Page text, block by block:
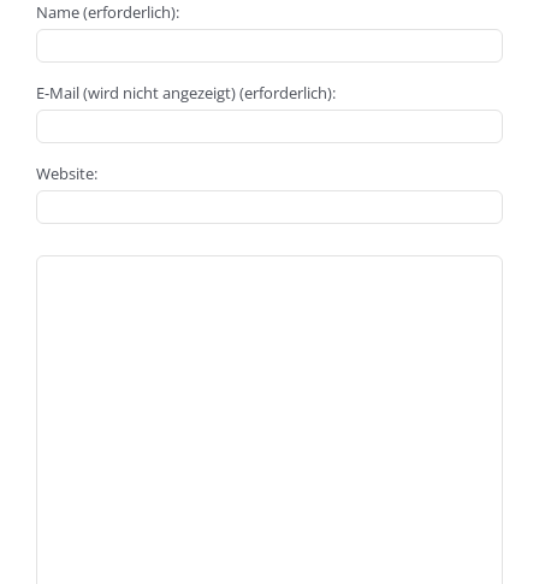
Name (erforderlich):
E-Mail (wird nicht angezeigt) (erforderlich):
Website: